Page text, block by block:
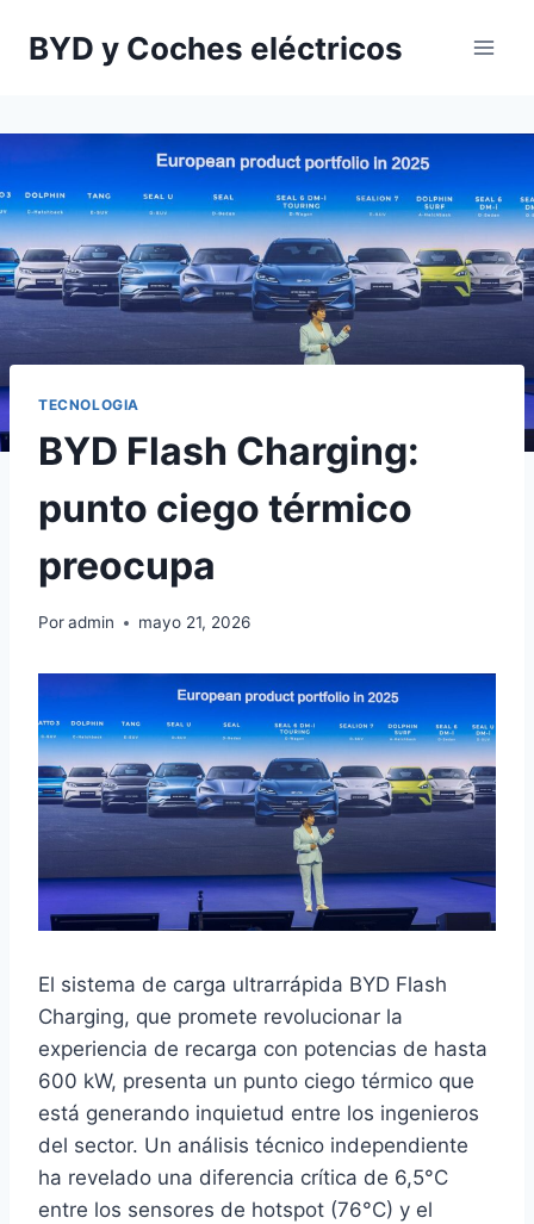
BYD y Coches eléctricos
TECNOLOGIA
BYD Flash Charging:
punto ciego térmico
preocupa
Poradmin mayo 21, 2026
El sistema de carga ultrarrápida BYD Flash
Charging, que promete revolucionar la
experiencia de recarga con potencias de hasta
600 kW, presenta un punto ciego térmico que
está generando inquietud entre los ingenieros
del sector. Un análisis técnico independiente
ha revelado una diferencia crítica de 6,5°C
entre los sensores de hotspot (76°C) y el